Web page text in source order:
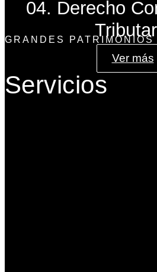
04. Derecho
Ver más
GRANDES PATRIMONIOS
Servicios